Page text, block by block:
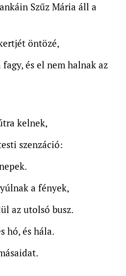
Szűz Mária áll a
öntözé,
és el nem halnak az
kelnek,
szenzáció:
a fények,
az utolsó busz.
hó, és hála.